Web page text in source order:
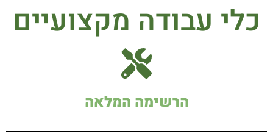
כלי עבודה מקצועיים
הרשימה המלאה